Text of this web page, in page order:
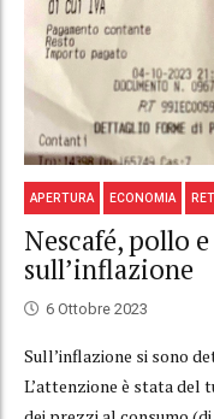
APERTURA ECONOMIA
Nescafé, pollo
sull’inflazione
6 Ottobre 2023
Sull’inflazione si sono
L’attenzione è stata del